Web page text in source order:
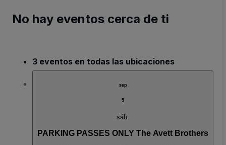
No hay eventos cerca de ti
3 eventos en todas las ubicaciones
sep
5
sáb.
PARKING PASSES ONLY The Avett Brothers